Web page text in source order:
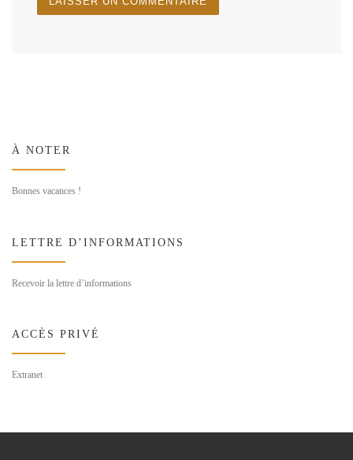
À NOTER
Bonnes vacances !
LETTRE D’INFORMATIONS
Recevoir la lettre d’informations
ACCÈS PRIVÉ
Extranet